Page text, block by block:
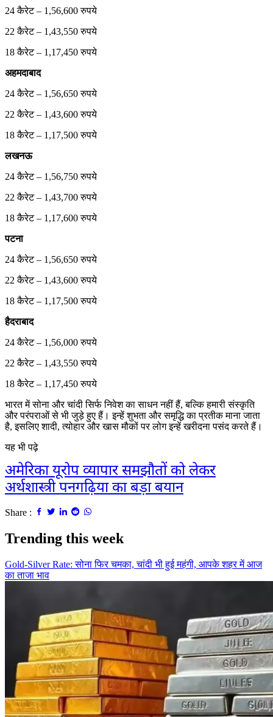
24 कैरेट – 1,56,600 रुपये
22 कैरेट – 1,43,550 रुपये
18 कैरेट – 1,17,450 रुपये
अहमदाबाद
24 कैरेट – 1,56,650 रुपये
22 कैरेट – 1,43,600 रुपये
18 कैरेट – 1,17,500 रुपये
लखनऊ
24 कैरेट – 1,56,750 रुपये
22 कैरेट – 1,43,700 रुपये
18 कैरेट – 1,17,600 रुपये
पटना
24 कैरेट – 1,56,650 रुपये
22 कैरेट – 1,43,600 रुपये
18 कैरेट – 1,17,500 रुपये
हैदराबाद
24 कैरेट – 1,56,000 रुपये
22 कैरेट – 1,43,550 रुपये
18 कैरेट – 1,17,450 रुपये
भारत में सोना और चांदी सिर्फ निवेश का साधन नहीं हैं, बल्कि हमारी संस्कृति
और परंपराओं से भी जुड़े हुए हैं। इन्हें शुभता और समृद्धि का प्रतीक माना जाता
है, इसलिए शादी, त्योहार और खास मौकों पर लोग इन्हें खरीदना पसंद करते हैं।
यह भी पढ़े
अमेरिका यूरोप व्यापार समझौतों को लेकर
अर्थशास्त्री पनगढ़िया का बड़ा बयान
Share :
Trending this week
Gold-Silver Rate: सोना फिर चमका, चांदी भी हुई महंगी, आपके शहर में आज
का ताजा भाव